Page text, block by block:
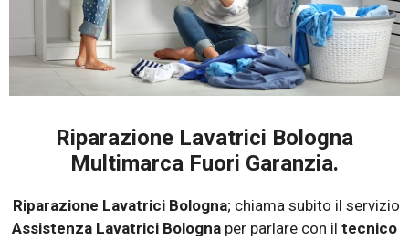
Riparazione Lavatrici Bologna
Multimarca Fuori Garanzia.
Riparazione Lavatrici Bologna; chiama subito il servizio
Assistenza Lavatrici Bologna per parlare con il tecnico